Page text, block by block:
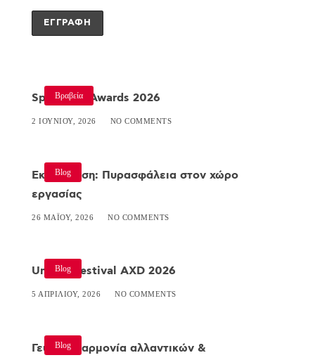
Βραβεία
Specialist Awards 2026
2 ΙΟΥΝΊΟΥ, 2026 NO COMMENTS
Blog
Εκπαίδευση: Πυρασφάλεια στον χώρο
εργασίας
26 ΜΑΪ́ΟΥ, 2026 NO COMMENTS
Blog
Umami Festival AXD 2026
5 ΑΠΡΙΛΊΟΥ, 2026 NO COMMENTS
Blog
Γευστική αρμονία αλλαντικών &